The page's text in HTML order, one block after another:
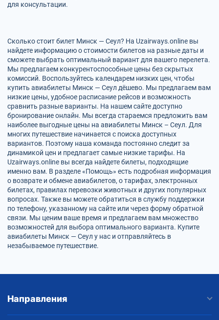
для консультации.
Сколько стоит билет Минск — Сеул? На Uzairways.online вы
найдете информацию о стоимости билетов на разные даты и
сможете выбрать оптимальный вариант для вашего перелета.
Мы предлагаем конкурентоспособные цены без скрытых
комиссий. Воспользуйтесь календарем низких цен, чтобы
купить авиабилеты Минск — Сеул дёшево. Мы предлагаем вам
низкие цены, удобное расписание рейсов и возможность
сравнить разные варианты. На нашем сайте доступно
бронирование онлайн. Мы всегда стараемся предложить вам
наиболее выгодные цены на авиабилеты Минск – Сеул. Для
многих путешествие начинается с поиска доступных
вариантов. Поэтому наша команда постоянно следит за
динамикой цен и предлагает самые низкие тарифы. На
Uzairways.online вы всегда найдете билеты, подходящие
именно вам. В разделе «Помощь» есть подробная информация
о возврате и обмене авиабилетов, о тарифах, электронных
билетах, правилах перевозки животных и других популярных
вопросах. Также вы можете обратиться в службу поддержки
по телефону, указанному на сайте или через форму обратной
связи. Мы ценим ваше время и предлагаем вам множество
возможностей для выбора оптимального варианта. Купите
авиабилеты Минск — Сеул у нас и отправляйтесь в
незабываемое путешествие.
Направления